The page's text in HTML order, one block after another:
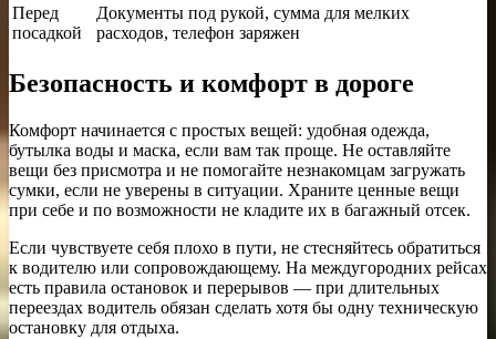
Перед
посадкой
Документы под рукой, сумма для мелких
расходов, телефон заряжен
Безопасность и комфорт в дороге
Комфорт начинается с простых вещей: удобная одежда,
бутылка воды и маска, если вам так проще. Не оставляйте
вещи без присмотра и не помогайте незнакомцам загружать
сумки, если не уверены в ситуации. Храните ценные вещи
при себе и по возможности не кладите их в багажный отсек.
Если чувствуете себя плохо в пути, не стесняйтесь обратиться
к водителю или сопровождающему. На междугородних рейсах
есть правила остановок и перерывов — при длительных
переездах водитель обязан сделать хотя бы одну техническую
остановку для отдыха.